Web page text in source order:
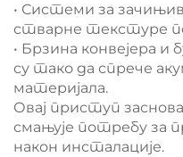
• Системи за
стварне текстуре
• Брзина конвејера и
су тако да спрече
материјала.
Овај приступ
смањује потребу за
након инсталације.